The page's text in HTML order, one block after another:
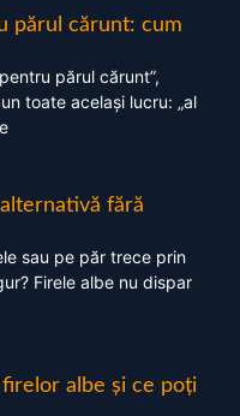
părul cărunt: cum
părul cărunt”,
toate același lucru: „al
fără
sau pe păr trece prin
Firele albe nu dispar
albe și ce poți